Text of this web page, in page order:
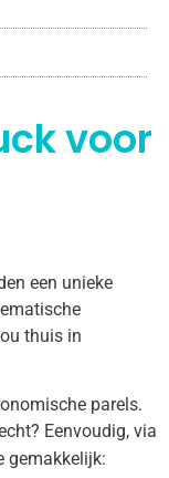
voor
een unieke
thuis in
parels.
Eenvoudig, via
gemakkelijk: